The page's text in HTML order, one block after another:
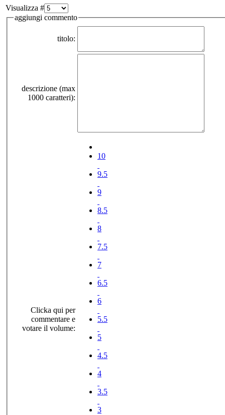
Visualizza #
aggiungi commento
titolo:
descrizione (max
1000 caratteri):
Clicka qui per
commentare e
votare il volume:
10
9.5
9
8.5
8
7.5
7
6.5
6
5.5
5
4.5
4
3.5
3